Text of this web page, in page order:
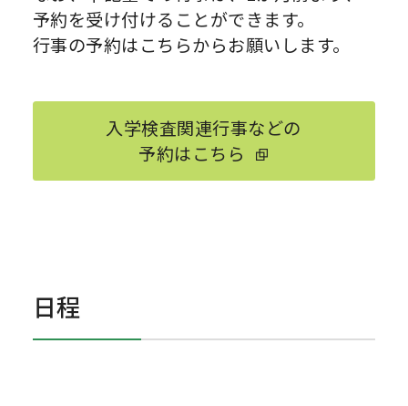
予約を受け付けることができます。
行事の予約はこちらからお願いします。
入学検査関連行事などの
予約はこちら
日程